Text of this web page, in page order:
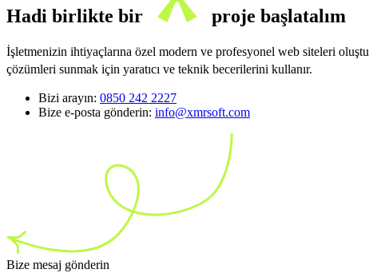
Hadi birlikte bir proje başlatalım
İşletmenizin ihtiyaçlarına özel modern ve profesyonel web siteleri
çözümleri sunmak için yaratıcı ve teknik becerilerini kullanır.
Bizi arayın: 0850 242 2227
Bize e-posta gönderin: info@xmrsoft.com
Bize mesaj gönderin